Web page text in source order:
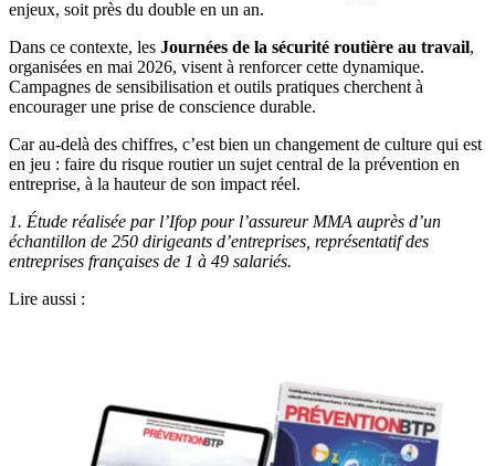
enjeux, soit près du double en un an.
Dans ce contexte, les Journées de la sécurité routière au travail,
organisées en mai 2026, visent à renforcer cette dynamique.
Campagnes de sensibilisation et outils pratiques cherchent à
encourager une prise de conscience durable.
Car au-delà des chiffres, c’est bien un changement de culture qui est
en jeu : faire du risque routier un sujet central de la prévention en
entreprise, à la hauteur de son impact réel.
1. Étude réalisée par l’Ifop pour l’assureur MMA auprès d’un
échantillon de 250 dirigeants d’entreprises, représentatif des
entreprises françaises de 1 à 49 salariés.
Lire aussi :